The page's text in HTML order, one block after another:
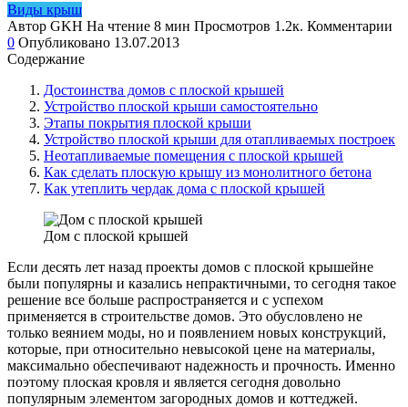
Виды крыш
Автор GKH На чтение 8 мин Просмотров 1.2к. Комментарии
0 Опубликовано 13.07.2013
Содержание
Достоинства домов с плоской крышей
Устройство плоской крыши самостоятельно
Этапы покрытия плоской крыши
Устройство плоской крыши для отапливаемых построек
Неотапливаемые помещения с плоской крышей
Как сделать плоскую крышу из монолитного бетона
Как утеплить чердак дома с плоской крышей
Дом с плоской крышей
Если десять лет назад проекты домов с плоской крышейне
были популярны и казались непрактичными, то сегодня такое
решение все больше распространяется и с успехом
применяется в строительстве домов. Это обусловлено не
только веянием моды, но и появлением новых конструкций,
которые, при относительно невысокой цене на материалы,
максимально обеспечивают надежность и прочность. Именно
поэтому плоская кровля и является сегодня довольно
популярным элементом загородных домов и коттеджей.